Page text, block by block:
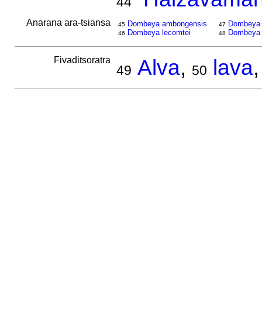
Anarana ara-tsiansa 45 Dombeya ambongensis
46 Dombeya lecomtei
47
48
Fivaditsoratra
49 Alva, 50 lava